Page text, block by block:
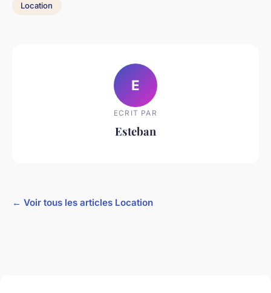
Location
E
ECRIT PAR
Esteban
← Voir tous les articles Location